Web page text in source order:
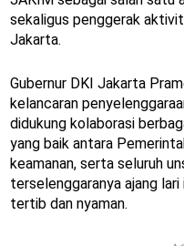
sekaligus penggerak
Jakarta.
Gubernur DKI Jakarta
kelancaran
didukung kolaborasi
yang baik antara
keamanan, serta seluruh
terselenggaranya ajang
tertib dan nyaman.